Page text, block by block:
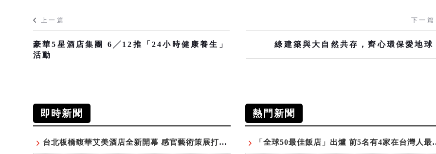
上一篇
豪華5星酒店集團 6╱12推「24小時健康養生」
活動
下一篇
綠建築與大自然共存，齊心環保愛地球
即時新聞
台北板橋馥華艾美酒店全新開幕 感官藝術策展打造旅居新風格
熱門新聞
「全球50最佳飯店